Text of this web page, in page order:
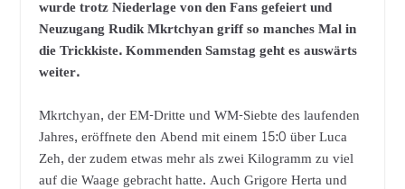
wurde trotz Niederlage von den Fans gefeiert und
Neuzugang Rudik Mkrtchyan griff so manches Mal in
die Trickkiste. Kommenden Samstag geht es auswärts
weiter.
Mkrtchyan, der EM-Dritte und WM-Siebte des laufenden
Jahres, eröffnete den Abend mit einem 15:0 über Luca
Zeh, der zudem etwas mehr als zwei Kilogramm zu viel
auf die Waage gebracht hatte. Auch Grigore Herta und